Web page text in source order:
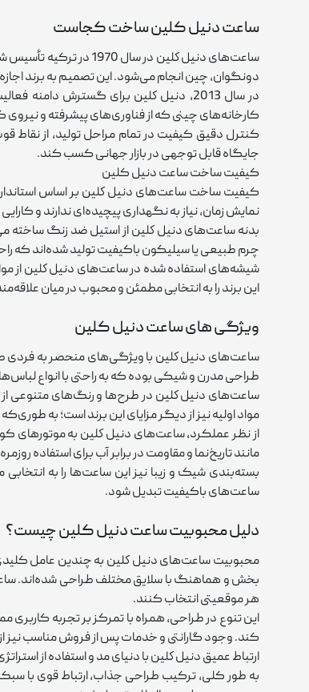
ساعت دنیل کلین ساخت کجاست
ساعت‌های دنيل كلين
دونگوان، چین انجام می‌شود. این تصمیم به برند
در سال 2013، دنيل كلين برای گسترش
کارخانه‌های چینی که از فناوری‌های پیشرفته و
کنترل دقیق کیفیت در تمام مراحل تولید، از نقاط
جایگاه قابل ‌توجهی در بازار جهانی کسب کند.
کیفیت ساخت ساعت دنیل کلین
کیفیت ساخت ساعت‌های دنيل كلين بر اساس
نمایش زمان، نیاز به نگهداری پیچیده‌ای ندارند و
بدنه ساعت‌های دنيل كلين از استیل ضد زنگ
چرم طبیعی یا سیلیکون باکیفیت تولید شده‌اند که
شیشه‌های استفاده ‌شده در ساعت‌های دنيل كلين از
این برند را به انتخابی مطمئن و محبوب در میان
ویژگی های ساعت دنیل کلین
ساعت‌های دنيل كلين با ویژگی‌های منحصر به‌ فردی
طراحی مدرن و شیکی بوده که به ‌راحتی با انواع
ساعت‌های دنيل كلين در طرح‌ها و رنگ‌های متنوعی از
مواد اولیه نیز از دیگر مزایای این برند است؛ به
از نظر عملکرد، ساعت‌های دنيل كلين به موتورهای
مانند تاریخ‌نما و مقاومت در برابر آب برای استفاده
بسته‌بندی شیک و زیبا نیز این ساعت‌ها را به
ساعت‌های باکیفیت تبدیل شود.
دلیل محبوبیت ساعت دنیل کلین چیست؟
محبوبیت ساعت‌های دنيل كلين به چندین عامل
‌بخش و هماهنگ با سلایق مختلف طراحی شده‌اند.
هر موقعیتی انتخاب کنند.
این تنوع در طراحی، همراه با تمرکز بر تجربه کاربری
کند. وجود گارانتی و خدمات پس از فروش مناسب نیز
ارتباط عمیق دنيل كلين با دنیای مد و استفاده از
به‌ طور کلی، ترکیب طراحی جذاب، ارتباط قوی با